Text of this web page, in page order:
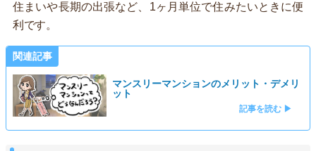
住まいや長期の出張など、1ヶ月単位で住みたいときに便
利です。
関連記事
マンスリーマンションのメリット・デメリ
ット
記事を読む ▶